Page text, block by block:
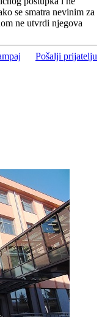
se smatra nevinim za
ne utvrdi njegova
Pošalji prijatelju